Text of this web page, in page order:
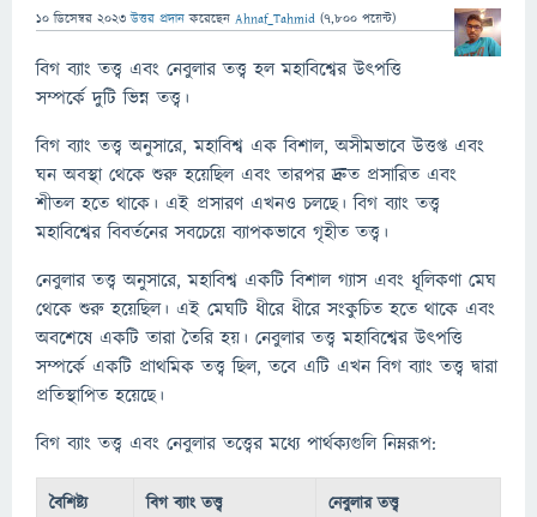
10 ডিসেম্বর 2023 উত্তর প্রদান করেছেন Ahnaf_Tahmid (7,800 পয়েন্ট)
বিগ ব্যাং তত্ত্ব এবং নেবুলার তত্ত্ব হল মহাবিশ্বের উৎপত্তি
সম্পর্কে দুটি ভিন্ন তত্ত্ব।
বিগ ব্যাং তত্ত্ব অনুসারে, মহাবিশ্ব এক বিশাল, অসীমভাবে উত্তপ্ত এবং
ঘন অবস্থা থেকে শুরু হয়েছিল এবং তারপর দ্রুত প্রসারিত এবং
শীতল হতে থাকে। এই প্রসারণ এখনও চলছে। বিগ ব্যাং তত্ত্ব
মহাবিশ্বের বিবর্তনের সবচেয়ে ব্যাপকভাবে গৃহীত তত্ত্ব।
নেবুলার তত্ত্ব অনুসারে, মহাবিশ্ব একটি বিশাল গ্যাস এবং ধূলিকণা মেঘ
থেকে শুরু হয়েছিল। এই মেঘটি ধীরে ধীরে সংকুচিত হতে থাকে এবং
অবশেষে একটি তারা তৈরি হয়। নেবুলার তত্ত্ব মহাবিশ্বের উৎপত্তি
সম্পর্কে একটি প্রাথমিক তত্ত্ব ছিল, তবে এটি এখন বিগ ব্যাং তত্ত্ব দ্বারা
প্রতিস্থাপিত হয়েছে।
বিগ ব্যাং তত্ত্ব এবং নেবুলার তত্ত্বের মধ্যে পার্থক্যগুলি নিম্নরূপ:
বৈশিষ্ট্য বিগ ব্যাং তত্ত্ব নেবুলার তত্ত্ব